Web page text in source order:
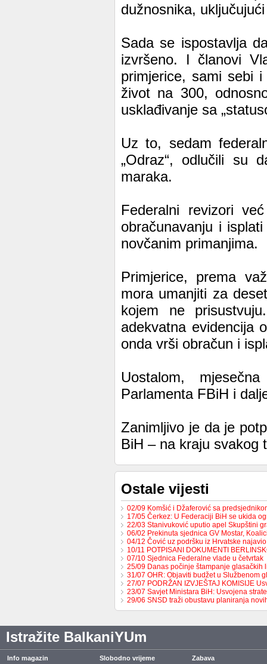
dužnosnika,
Sada se ispostavlja
izvršeno. I članovi
primjerice, sami sebi
život na 300,
usklađivanje sa
Uz to, sedam
„Odraz“, odlučili su
maraka.
Federalni revizori
obračunavanju i
novčanim primanjima.
Primjerice, prema
mora umanjiti za
kojem ne
adekvatna evidencija
onda vrši obračun i
Uostalom,
Parlamenta FBiH i
Zanimljivo je da je
BiH – na kraju svakog
Ostale vijesti
02/09 Komšić i Džaferović sa
17/05 Čerkez: U Federaciji BiH se ukida
22/03 Stanivuković uputio apel Skupštini
06/02 Prekinuta sjednica GV Mostar,
04/12 Čović uz podršku iz Hrvatske
10/11 POTPISANI DOKUMENTI
07/10 Sjednica Federalne vlade u četvrtak
25/09 Danas počinje štampanje glasačkih
31/07 OHR: Objaviti budžet u Službenom
27/07 PODRŽAN IZVJEŠTAJ KOMISIJE
23/07 Savjet Ministara BiH: Usvojena
29/06 SNSD traži obustavu planiranja
Istražite BalkaniYUm
Info magazin Slobodno vrijeme Zabava